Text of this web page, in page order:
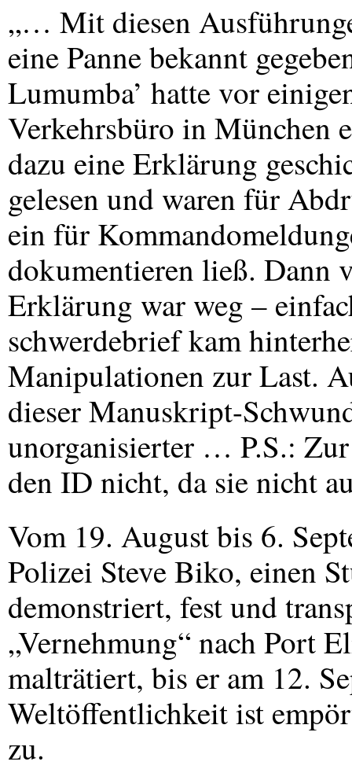
„… Mit diesen
eine Panne bekannt
Lumumba’ hatte vor
Verkehrsbüro in München
dazu eine Erklärung
gelesen und waren für
ein für
dokumentieren ließ. Dann
Erklärung war weg –
schwerdebrief kam
Manipulationen zur Last.
dieser Manuskript-
unorganisierter … P.S.:
den ID nicht, da sie nicht
Vom 19. August bis 6.
Polizei Steve Biko, einen
demonstriert, fest und
„Vernehmung“ nach Port
malträtiert, bis er am 12.
Weltöffentlichkeit ist
zu.